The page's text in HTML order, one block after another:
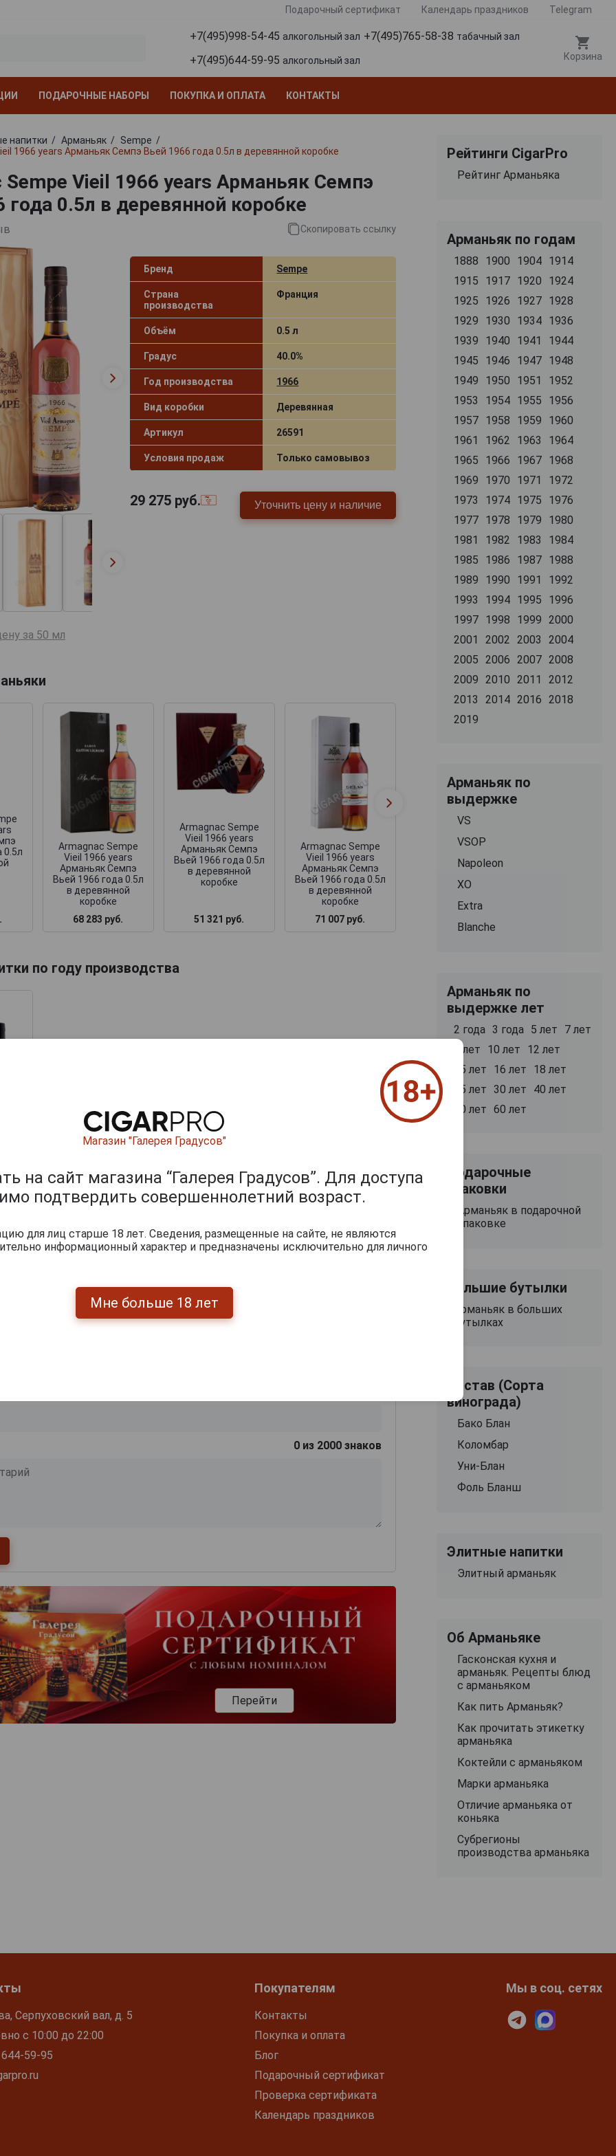
Подарочный сертификат Календарь праздников Telegram
+7(495)998-54-45 алкогольный зал +7(495)765-58-38 табачный зал
+7(495)644-59-95 алкогольный зал Корзина
ПОДАРОЧНЫЕ НАБОРЫ ПОКУПКА И ОПЛАТА КОНТАКТЫ
напитки Арманьяк
Sempe
1966 years Арманьяк Семпэ Вьей 1966 года 0.5л в деревянной коробке
Sempe Vieil 1966 years Арманьяк Семпэ
года 0.5л в деревянной коробке
Скопировать ссылку
Бренд Sempe
Страна
производства
Франция
Объём 0.5 л
Градус 40.0%
Год производства 1966
Вид коробки Деревянная
Артикул 26591
Условия продаж Только самовывоз
29 275руб. Уточнить цену и наличие
за 50 мл
0.5л
Armagnac Sempe
Vieil 1966 years
Арманьяк Семпэ
Вьей 1966 года 0.5л
в деревянной
коробке
68 283 руб.
Armagnac Sempe
Vieil 1966 years
Арманьяк Семпэ
Вьей 1966 года 0.5л
в деревянной
коробке
51 321 руб.
Armagnac Sempe
Vieil 1966 years
Арманьяк Семпэ
Вьей 1966 года 0.5л
в деревянной
коробке
71 007 руб.
Armagnac Sempe
Vieil 1966 years
Арманьяк Семпэ
Вьей 1966 года 0.5л
коробке
по году производства
отзыв:
0 из 2000 знаков
Перейти
Рейтинги CigarPro
Рейтинг Арманьяка
Арманьяк по годам
1888 1900 1904 1914
1915
1917 1920
1924
1925
1926 1927 1928
1929
1930 1934 1936
1939
1940 1941
1944
1945
1946 1947 1948
1949
1950 1951
1952
1953
1954 1955
1956
1957 1958 1959
1960
1961
1962 1963
1964
1965
1966 1967 1968
1969
1970 1971
1972
1973
1974 1975
1976
1977 1978 1979
1980
1981
1982 1983
1984
1985
1986 1987 1988
1989
1990 1991
1992
1993
1994 1995
1996
1997 1998 1999
2000
2001
2002 2003
2004
2005
2006 2007 2008
2009
2010 2011
2012
2013
2014 2016
2018
2019
Арманьяк по
выдержке
VS
VSOP
Napoleon
XO
Extra
Blanche
Арманьяк по
выдержке лет
2 года 3 года 5 лет
7 лет
8 лет
10 лет
12 лет
15 лет
16 лет
18 лет
25 лет 30 лет
40 лет
50 лет 60 лет
Подарочные
упаковки
Арманьяк в подарочной
упаковке
Большие бутылки
Арманьяк в больших
бутылках
Состав (Сорта
винограда)
Бако Блан
Коломбар
Уни-Блан
Фоль Бланш
Элитные напитки
Элитный арманьяк
Об Арманьяке
Гасконская кухня и
арманьяк. Рецепты блюд
с арманьяком
Как пить Арманьяк?
Как прочитать этикетку
арманьяка
Коктейли с арманьяком
Марки арманьяка
Отличие арманьяка от
коньяка
Субрегионы
производства арманьяка
Серпуховский вал, д. 5
с 10:00 до 22:00
59-95
Покупателям
Контакты
Покупка и оплата
Блог
Подарочный сертификат
Проверка сертификата
Календарь праздников
Мы в соц. сетях
Магазин "Галерея Градусов"
на сайт магазина “Галерея Градусов”. Для доступа
подтвердить совершеннолетний возраст.
для лиц старше 18 лет. Сведения, размещенные на сайте, не являются
информационный характер и предназначены исключительно для личного
Мне больше 18 лет